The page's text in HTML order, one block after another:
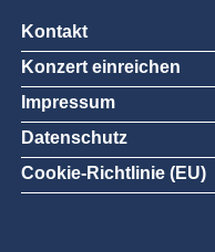
Kontakt
Konzert einreichen
Impressum
Datenschutz
Cookie-Richtlinie (EU)